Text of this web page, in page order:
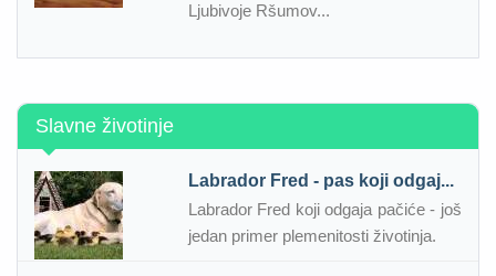
Ljubivoje Ršumov...
Slavne životinje
Labrador Fred - pas koji odgaj...
Labrador Fred koji odgaja pačiće - još
jedan primer plemenitosti životinja.